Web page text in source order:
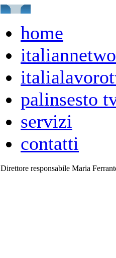
home
palinsesto
servizi
contatti
Direttore responsabile Maria